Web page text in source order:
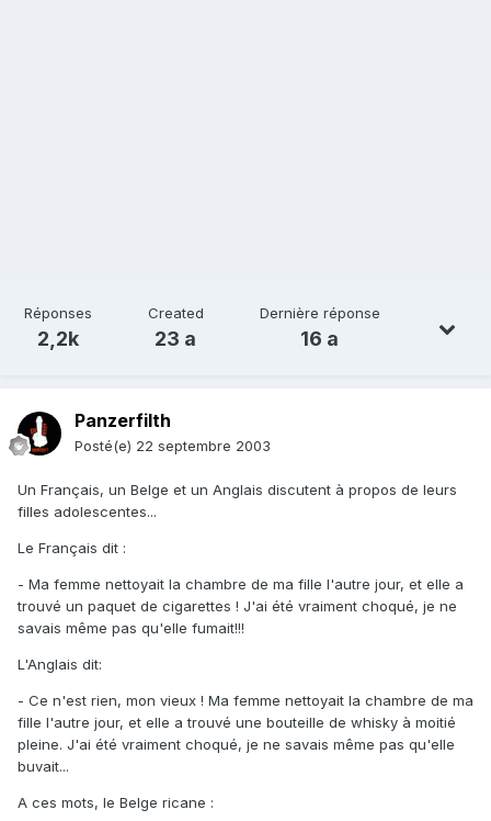
Réponses
2,2k
Created
23 a
Dernière réponse
16 a
Panzerfilth
Posté(e) 22 septembre 2003
Un Français, un Belge et un Anglais discutent à propos de leurs
filles adolescentes...
Le Français dit :
- Ma femme nettoyait la chambre de ma fille l'autre jour, et elle a
trouvé un paquet de cigarettes ! J'ai été vraiment choqué, je ne
savais même pas qu'elle fumait!!!
L'Anglais dit:
- Ce n'est rien, mon vieux ! Ma femme nettoyait la chambre de ma
fille l'autre jour, et elle a trouvé une bouteille de whisky à moitié
pleine. J'ai été vraiment choqué, je ne savais même pas qu'elle
buvait...
A ces mots, le Belge ricane :